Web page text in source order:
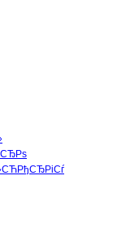
РђСЂРіСѓ